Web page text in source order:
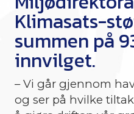
Klimasats-
summen på
innvilget.
– Vi går gjennom
og ser på hvilke